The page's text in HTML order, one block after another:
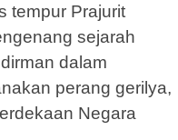
tempur Prajurit
sejarah
dalam
perang gerilya,
Negara